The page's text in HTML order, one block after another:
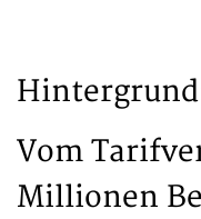
Vom
Millionen